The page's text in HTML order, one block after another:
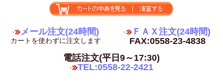
メール注文(24時間)
カートを使わずに注文します
ＦＡＸ注文(24時間)
FAX:0558-23-4838
電話注文(平日9～17:30)
TEL:0558-22-2421